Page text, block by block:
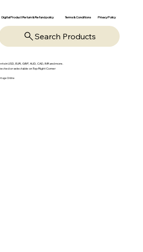
Digital Product Return & Refund policy Terms & Conditions Privacy Policy
Search Products
in USD, EUR, GBP, AUD, CAD, INR and more.
or selectable on Top Right Corner
Online